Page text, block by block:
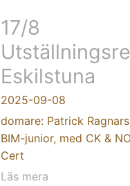
17/8
Eskilstuna
2025-09-08
domare: Patrick
BIM-junior, med CK &
Cert
Läs mera